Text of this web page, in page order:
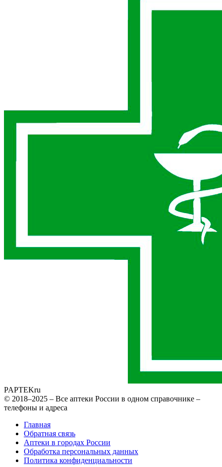
PAPTEKru
© 2018–2025 – Все аптеки России в одном справочнике –
телефоны и адреса
Главная
Обратная связь
Аптеки в городах России
Обработка персональных данных
Политика конфиденциальности